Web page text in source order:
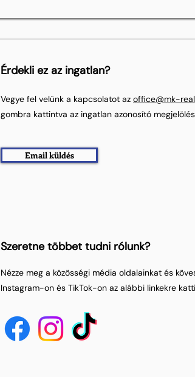
Érdekli ez az ingatlan?
Vegye fel velünk a kapcsolatot az office@mk-
gombra kattintva az ingatlan azonosító
Email küldés
Szeretne többet tudni rólunk?
Nézze meg a közösségi média oldalainkat és
Instagram-on és TikTok-on az alábbi linkekre